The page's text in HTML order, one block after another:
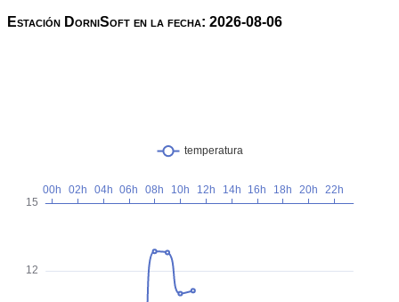
Estación DorniSoft en la fecha: 2026-08-06